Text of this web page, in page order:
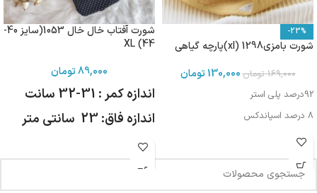
-23%
شورت بامزی1298 (xl)پارچه گیاهی
169,000 تومان130,000تومان
92درصد پلی استر
8 درصد اسپاندکس
شورت آفتاب خال خال 1053(سایز 40-
44) XL
89,000تومان
اندازه کمر : 31-32 سانت
اندازه فاق: 23 سانتی متر